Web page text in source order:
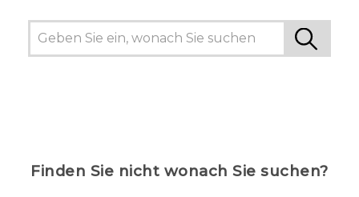
Finden Sie nicht wonach Sie suchen?